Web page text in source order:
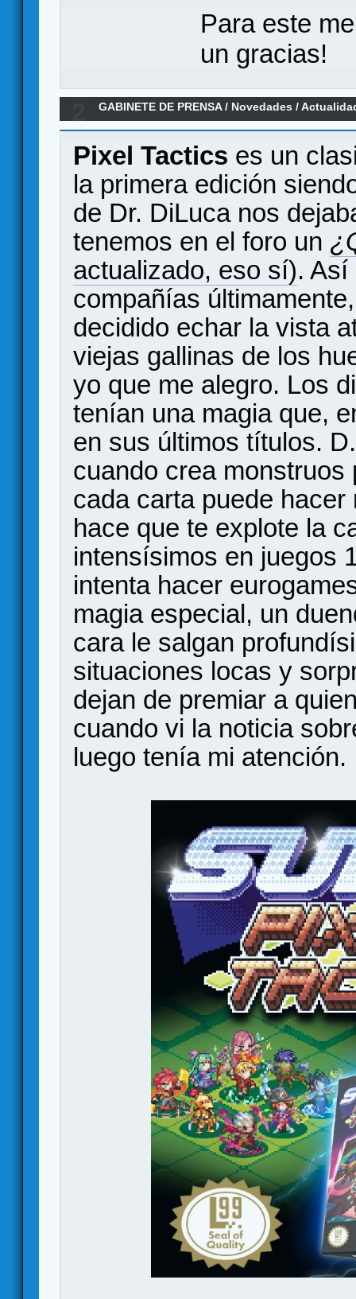
Para este
un gracias!
GABINETE DE PRENSA/ Novedades /
99
Pixel Tactics es un
la primera edición
de Dr. DiLuca nos
tenemos en el foro un
actualizado, eso sí). Así
compañías
decidido echar la vista
viejas gallinas de los
yo que me alegro. Los
tenían una magia que,
en sus últimos títulos.
cuando crea
cada carta puede
hace que te explote la
intensísimos en juegos
intenta hacer
magia especial, un
cara le salgan
situaciones locas y
dejan de premiar a
cuando vi la noticia
luego tenía mi atención.